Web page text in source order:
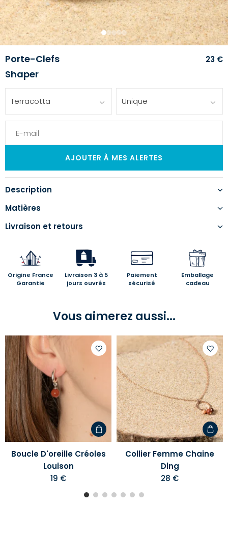
1 2345
Porte-Clefs
Shaper
23 €
Terracotta Unique
Description
Matières
Livraison et retours
Origine France
Garantie
Livraison 3 à 5
jours ouvrés
Paiement
sécurisé
Emballage
cadeau
Vous aimerez aussi...
Ajouter
d'envies
Boucle D'oreille Créoles
Louison
19 €
à
votre
liste
Collier Femme Chaine
Ding
28 €